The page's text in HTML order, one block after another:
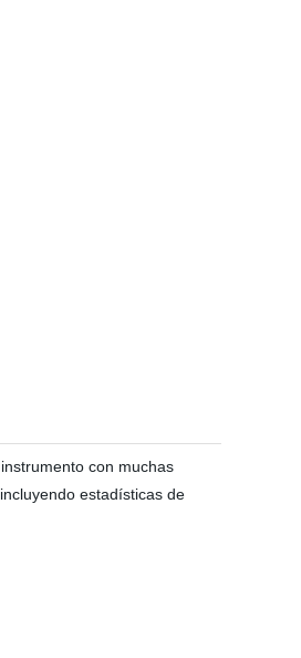
con muchas
estadísticas de